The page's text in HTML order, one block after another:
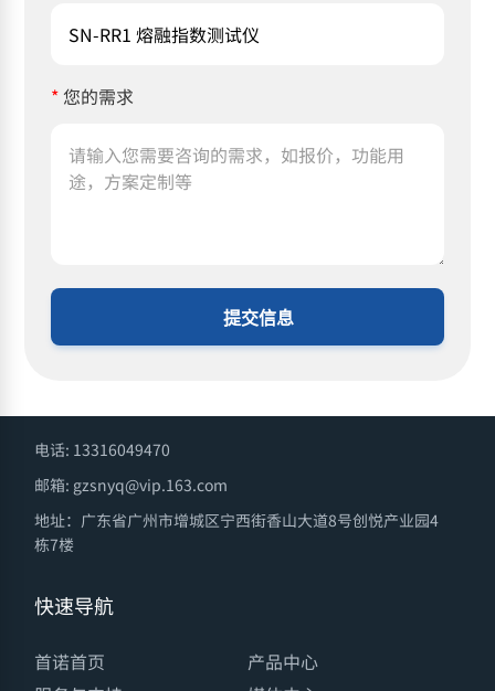
*您的需求
提交信息
电话: 13316049470
邮箱: gzsnyq@vip.163.com
地址：广东省广州市增城区宁西街香山大道8号创悦产业园4
栋7楼
快速导航
首诺首页
产品中心